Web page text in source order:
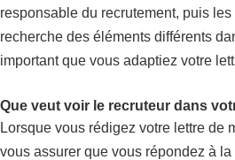
responsable du recrutement, puis
recherche des éléments différents
important que vous adaptiez votre
Que veut voir le recruteur dans
Lorsque vous rédigez votre lettre de
vous assurer que vous répondez à